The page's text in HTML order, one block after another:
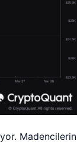
Madencilerin